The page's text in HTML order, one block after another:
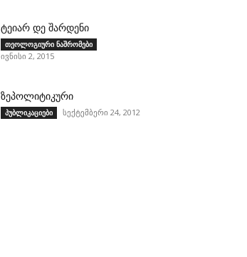
ტეიარ დე შარდენი
თეოლოგიური ნაშრომები
ივნისი 2, 2015
ზეპოლიტიკური
პუბლიკაციები სექტემბერი 24, 2012